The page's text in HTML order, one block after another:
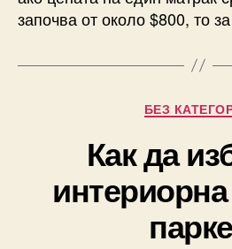
започва от около $800, то
БЕЗ
Как да